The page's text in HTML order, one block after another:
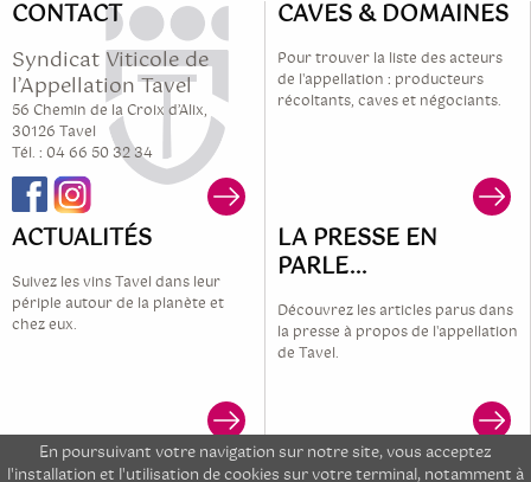
En poursuivant votre navigation sur notre site, vous acceptez
l'installation et l'utilisation de cookies sur votre terminal, notamment à
CONTACT
Syndicat Viticole de
l’Appellation Tavel
56 Chemin de la Croix d’Alix,
30126 Tavel
Tél. : 04 66 50 32 34
CAVES & DOMAINES
Pour trouver la liste des acteurs
de l'appellation : producteurs
récoltants, caves et négociants.
ACTUALITÉS
Suivez les vins Tavel dans leur
périple autour de la planète et
chez eux.
LA PRESSE EN
PARLE...
Découvrez les articles parus dans
la presse à propos de l'appellation
de Tavel.
©2017 - Syndicat AOC Tavel - Réalisation :Com-ocean